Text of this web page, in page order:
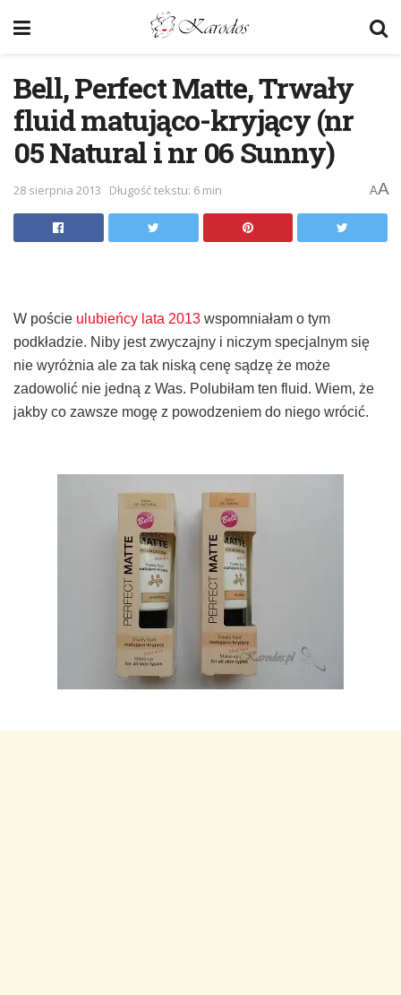
Bell, Perfect Matte, Trwały
fluid matująco-kryjący (nr
05 Natural i nr 06 Sunny)
28 sierpnia 2013 Długość tekstu: 6 min AA
W poście ulubieńcy lata 2013 wspomniałam o tym
podkładzie. Niby jest zwyczajny i niczym specjalnym się
nie wyróżnia ale za tak niską cenę sądzę że może
zadowolić nie jedną z Was. Polubiłam ten fluid. Wiem, że
jakby co zawsze mogę z powodzeniem do niego wrócić.